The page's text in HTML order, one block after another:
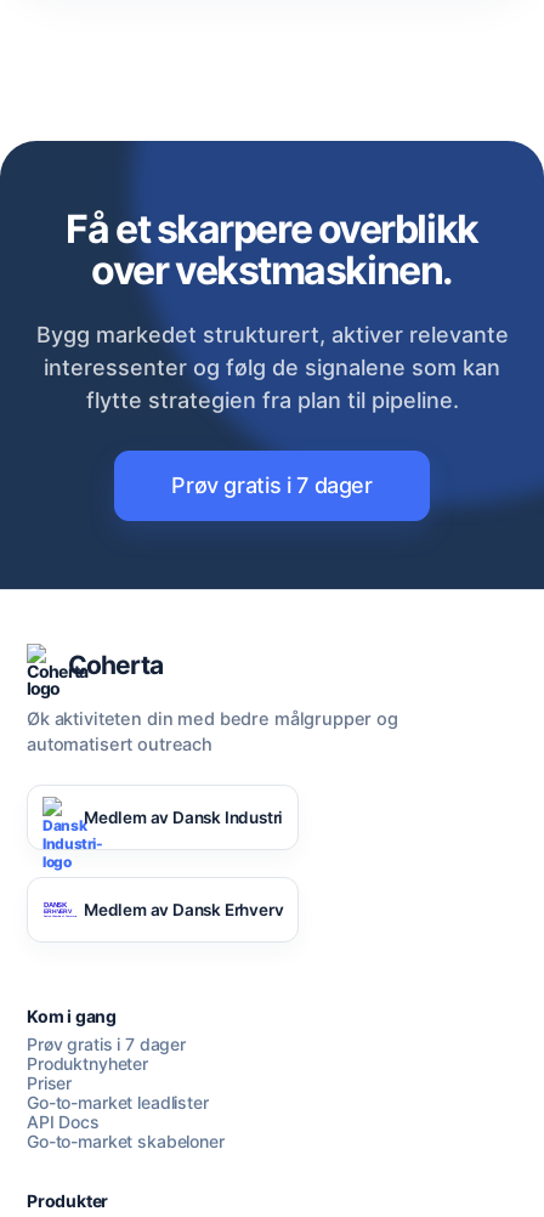
Få et skarpere overblikk
over vekstmaskinen.
Bygg markedet strukturert, aktiver relevante
interessenter og følg de signalene som kan
flytte strategien fra plan til pipeline.
Prøv gratis i 7 dager
Coherta
Øk aktiviteten din med bedre målgrupper og
automatisert outreach
Medlem av Dansk Industri
Medlem av Dansk Erhverv
Kom i gang
Prøv gratis i 7 dager
Produktnyheter
Priser
Go-to-market leadlister
API Docs
Go-to-market skabeloner
Produkter